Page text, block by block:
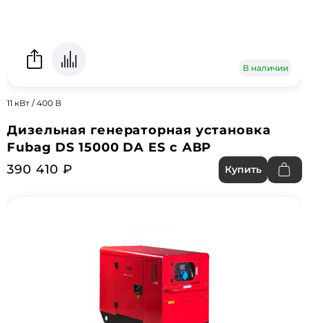
В наличии
11 кВт / 400 В
Дизельная генераторная установка
Fubag DS 15000 DA ES с АВР
390 410 ₽
Купить